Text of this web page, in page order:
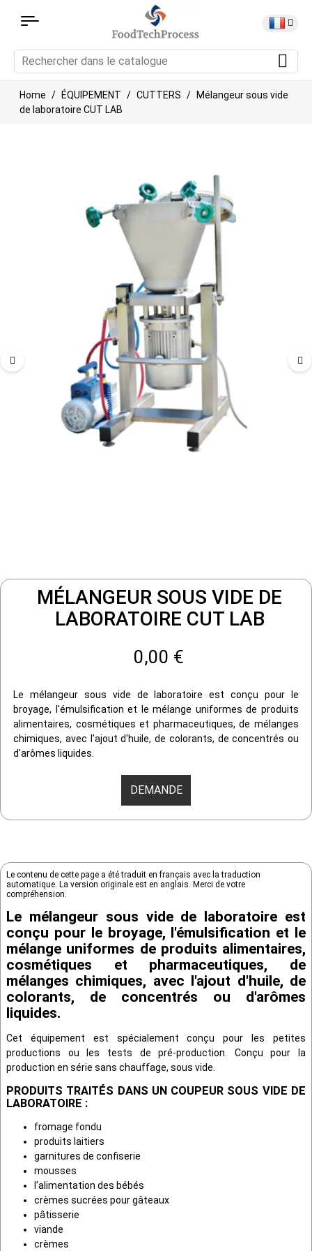
Home ÉQUIPEMENT CUTTERS
Mélangeur sous vide
de laboratoire CUT LAB
MÉLANGEUR SOUS VIDE DE
LABORATOIRE CUT LAB
0,00 €
Le mélangeur sous vide de laboratoire est conçu pour le
broyage, l'émulsification et le mélange uniformes de produits
alimentaires, cosmétiques et pharmaceutiques, de mélanges
chimiques, avec l'ajout d'huile, de colorants, de concentrés ou
d'arômes liquides.
DEMANDE
Le contenu de cette page a été traduit en français avec la traduction
automatique. La version originale est en anglais. Merci de votre
compréhension.
Le mélangeur sous vide de laboratoire est
conçu pour le broyage, l'émulsification et le
mélange uniformes de produits alimentaires,
cosmétiques et pharmaceutiques, de
mélanges chimiques, avec l'ajout d'huile, de
colorants, de concentrés ou d'arômes
liquides.
Cet équipement est spécialement conçu pour les petites
productions ou les tests de pré-production. Conçu pour la
production en série sans chauffage, sous vide.
PRODUITS TRAITÉS DANS UN COUPEUR SOUS VIDE DE
LABORATOIRE :
fromage fondu
produits laitiers
garnitures de confiserie
mousses
l'alimentation des bébés
crèmes sucrées pour gâteaux
pâtisserie
viande
crèmes